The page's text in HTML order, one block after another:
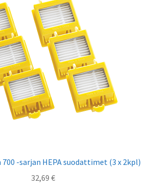
-sarjan HEPA suodattimet (3 x 2kpl)
32,69 €